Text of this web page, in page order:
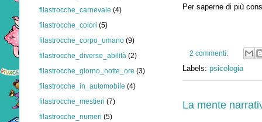
Per saperne di più
2 commenti:
Labels: psicologia
La mente
filastrocche_carnevale (4)
filastrocche_colori (5)
filastrocche_corpo_umano (9)
filastrocche_diverse_abilità (2)
filastrocche_giorno_notte_ore (3)
filastrocche_in_automobile (4)
filastrocche_mestieri (7)
filastrocche_numeri (5)